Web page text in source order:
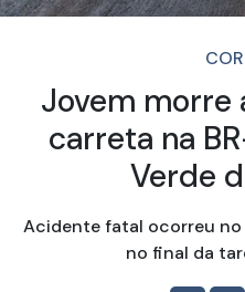
Jovem morre
carreta na
Verde
Acidente fatal ocorreu
no final da